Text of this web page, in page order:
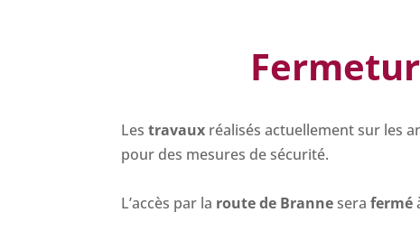
Les travaux réalisés actuellement sur les
pour des mesures de sécurité.
L’accès par la route de Branneserafermé